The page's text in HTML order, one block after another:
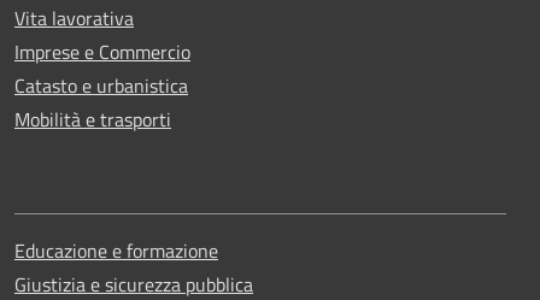
Vita lavorativa
Imprese e Commercio
Catasto e urbanistica
Mobilità e trasporti
Educazione e formazione
Giustizia e sicurezza pubblica